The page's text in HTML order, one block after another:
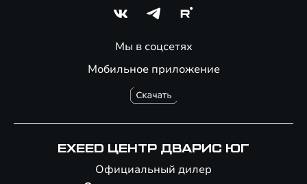
Мобильное приложение
Мы в соцсетях
EXEED ЦЕНТР ДВАРИС ЮГ
Официальный дилер